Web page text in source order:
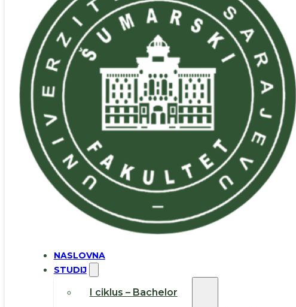
NASLOVNA
STUDIJ
I ciklus – Bachelor